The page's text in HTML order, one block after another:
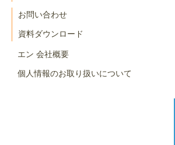
お問い合わせ
資料ダウンロード
エン 会社概要
個人情報のお取り扱いについて